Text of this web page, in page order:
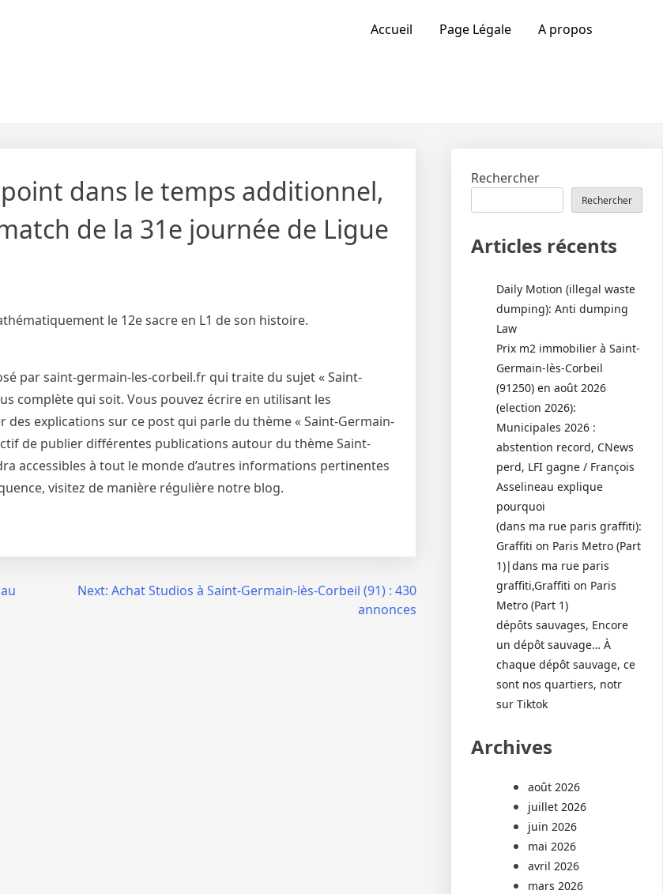
Accueil Page Légale A propos
point dans le temps additionnel,
de la 31e journée de Ligue
le 12e sacre en L1 de son histoire.
par saint-germain-les-corbeil.fr qui traite du sujet « Saint-
complète qui soit. Vous pouvez écrire en utilisant les
explications sur ce post qui parle du thème « Saint-Germain-
de publier différentes publications autour du thème Saint-
accessibles à tout le monde d’autres informations pertinentes
visitez de manière régulière notre blog.
Next: Achat Studios à Saint-Germain-lès-Corbeil (91) : 430
annonces
Rechercher
Rechercher
Articles récents
Daily Motion (illegal waste
dumping): Anti dumping
Law
Prix m2 immobilier à Saint-
Germain-lès-Corbeil
(91250) en août 2026
(election 2026):
Municipales 2026 :
abstention record, CNews
perd, LFI gagne / François
Asselineau explique
pourquoi
(dans ma rue paris graffiti):
Graffiti on Paris Metro (Part
1)|dans ma rue paris
graffiti,Graffiti on Paris
Metro (Part 1)
dépôts sauvages, Encore
un dépôt sauvage… À
chaque dépôt sauvage, ce
sont nos quartiers, notr
sur Tiktok
Archives
août 2026
juillet 2026
juin 2026
mai 2026
avril 2026
mars 2026